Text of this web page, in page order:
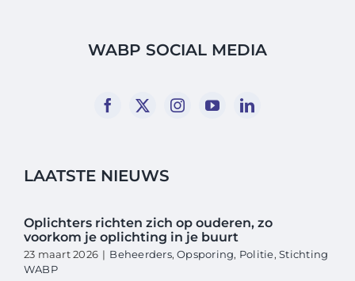
WABP SOCIAL MEDIA
LAATSTE NIEUWS
Oplichters richten zich op ouderen, zo
voorkom je oplichting in je buurt
23 maart 2026 | Beheerders,Opsporing, Politie,Stichting
WABP